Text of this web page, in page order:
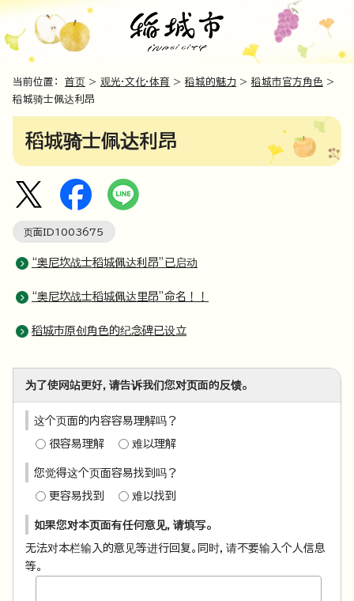
当前位置： 首页 > 观光·文化·体育 > 稻城的魅力 > 稻城市官方角色 >
稻城骑士佩达利昂
稻城骑士佩达利昂
页面ID1003675
“奥尼坎战士稻城佩达利昂”已启动
“奥尼坎战士稻城佩达里昂”命名！！
稻城市原创角色的纪念碑已设立
为了使网站更好，请告诉我们您对页面的反馈。
这个页面的内容容易理解吗？
很容易理解 难以理解
您觉得这个页面容易找到吗？
更容易找到 难以找到
如果您对本页面有任何意见，请填写。
无法对本栏输入的意见等进行回复。同时，请不要输入个人信息
等。